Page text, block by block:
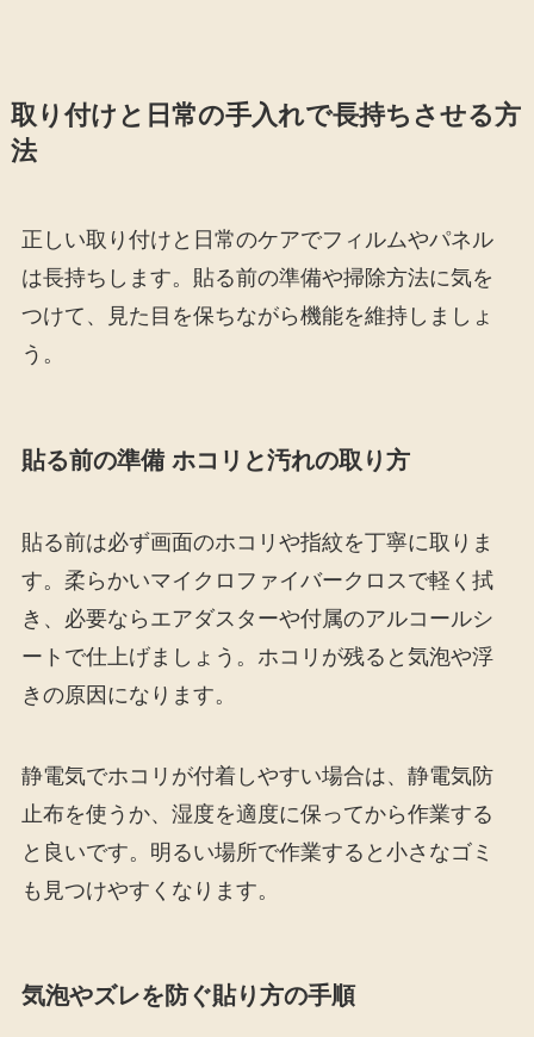
取り付けと日常の手入れで長持ちさせる方
法
正しい取り付けと日常のケアでフィルムやパネル
は長持ちします。貼る前の準備や掃除方法に気を
つけて、見た目を保ちながら機能を維持しましょ
う。
貼る前の準備 ホコリと汚れの取り方
貼る前は必ず画面のホコリや指紋を丁寧に取りま
す。柔らかいマイクロファイバークロスで軽く拭
き、必要ならエアダスターや付属のアルコールシ
ートで仕上げましょう。ホコリが残ると気泡や浮
きの原因になります。
静電気でホコリが付着しやすい場合は、静電気防
止布を使うか、湿度を適度に保ってから作業する
と良いです。明るい場所で作業すると小さなゴミ
も見つけやすくなります。
気泡やズレを防ぐ貼り方の手順